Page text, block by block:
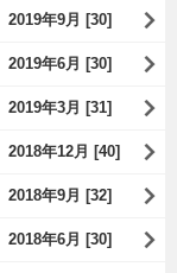
2019年9月 [30]
2019年6月 [30]
2019年3月 [31]
2018年12月 [40]
2018年9月 [32]
2018年6月 [30]